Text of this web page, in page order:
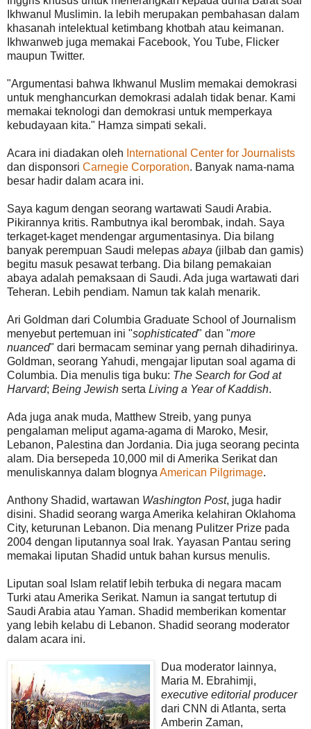
Ikhwanul Muslimin. Ia lebih merupakan pembahasan dalam
khasanah intelektual ketimbang khotbah atau keimanan.
Ikhwanweb juga memakai Facebook, You Tube, Flicker
maupun Twitter.
"Argumentasi bahwa Ikhwanul Muslim memakai demokrasi
untuk menghancurkan demokrasi adalah tidak benar. Kami
memakai teknologi dan demokrasi untuk memperkaya
kebudayaan kita." Hamza simpati sekali.
Acara ini diadakan oleh International Center for Journalists
dan disponsori Carnegie Corporation. Banyak nama-nama
besar hadir dalam acara ini.
Saya kagum dengan seorang wartawati Saudi Arabia.
Pikirannya kritis. Rambutnya ikal berombak, indah. Saya
terkaget-kaget mendengar argumentasinya. Dia bilang
banyak perempuan Saudi melepas abaya (jilbab dan gamis)
begitu masuk pesawat terbang. Dia bilang pemakaian
abaya adalah pemaksaan di Saudi. Ada juga wartawati dari
Teheran. Lebih pendiam. Namun tak kalah menarik.
Ari Goldman dari Columbia Graduate School of Journalism
menyebut pertemuan ini "sophisticated" dan "more
nuanced" dari bermacam seminar yang pernah dihadirinya.
Goldman, seorang Yahudi, mengajar liputan soal agama di
Columbia. Dia menulis tiga buku: The Search for God at
Harvard; Being Jewish serta Living a Year of Kaddish.
Ada juga anak muda, Matthew Streib, yang punya
pengalaman meliput agama-agama di Maroko, Mesir,
Lebanon, Palestina dan Jordania. Dia juga seorang pecinta
alam. Dia bersepeda 10,000 mil di Amerika Serikat dan
menuliskannya dalam blognya American Pilgrimage.
Anthony Shadid, wartawan Washington Post, juga hadir
disini. Shadid seorang warga Amerika kelahiran Oklahoma
City, keturunan Lebanon. Dia menang Pulitzer Prize pada
2004 dengan liputannya soal Irak. Yayasan Pantau sering
memakai liputan Shadid untuk bahan kursus menulis.
Liputan soal Islam relatif lebih terbuka di negara macam
Turki atau Amerika Serikat. Namun ia sangat tertutup di
Saudi Arabia atau Yaman. Shadid memberikan komentar
yang lebih kelabu di Lebanon. Shadid seorang moderator
dalam acara ini.
Dua moderator lainnya,
Maria M. Ebrahimji,
executive editorial producer
dari CNN di Atlanta, serta
Amberin Zaman,